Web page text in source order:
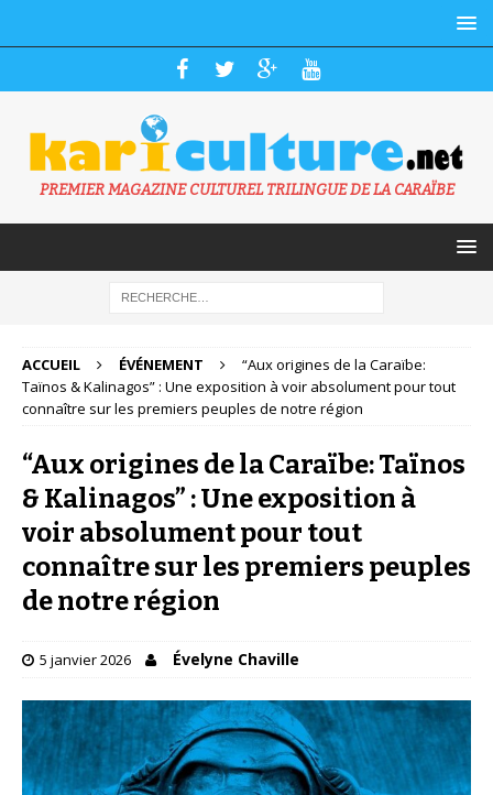
PREMIER MAGAZINE CULTUREL TRILINGUE DE LA CARAÏBE
ACCUEIL ÉVÉNEMENT
“Aux origines de la Caraïbe:
Taïnos & Kalinagos” : Une exposition à voir absolument pour tout
connaître sur les premiers peuples de notre région
“Aux origines de la Caraïbe: Taïnos
& Kalinagos” : Une exposition à
voir absolument pour tout
connaître sur les premiers peuples
de notre région
5 janvier 2026 Évelyne Chaville